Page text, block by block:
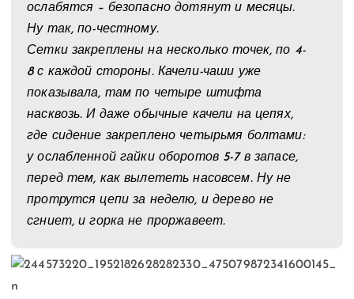
ослабятся – безопасно дотянут и месяцы.
Ну так, по-честному.
Сетки закреплены на несколько точек, по 4-
8 с каждой стороны. Качели-чаши уже
показывала, там по четыре штифта
насквозь. И даже обычные качели на цепях,
где сидение закреплено четырьмя болтами:
у ослабленной гайки оборотов 5-7 в запасе,
перед тем, как вылететь насовсем. Ну не
протрутся цепи за неделю, и дерево не
сгниет, и горка не проржавеет.